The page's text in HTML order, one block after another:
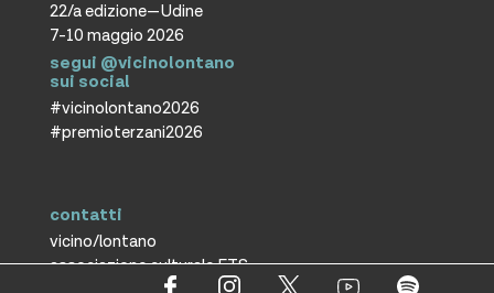
22/a edizione—Udine
7-10 maggio 2026
segui @vicinolontano
sui social
#vicinolontano2026
#premioterzani2026
contatti
vicino/lontano
associazione culturale ETS